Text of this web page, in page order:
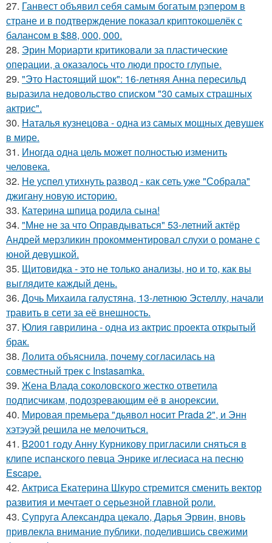
27. Ганвест объявил себя самым богатым рэпером в
стране и в подтверждение показал криптокошелёк с
балансом в $88, 000, 000.
28. Эрин Мориарти критиковали за пластические
операции, а оказалось что люди просто глупые.
29. "Это Настоящий шок": 16-летняя Анна пересильд
выразила недовольство списком "30 самых страшных
актрис".
30. Наталья кузнецова - одна из самых мощных девушек
в мире.
31. Иногда одна цель может полностью изменить
человека.
32. Не успел утихнуть развод - как сеть уже "Собрала"
джигану новую историю.
33. Катерина шпица родила сына!
34. "Мне не за что Оправдываться" 53-летний актёр
Андрей мерзликин прокомментировал слухи о романе с
юной девушкой.
35. Щитовидка - это не только анализы, но и то, как вы
выглядите каждый день.
36. Дочь Михаила галустяна, 13-летнюю Эстеллу, начали
травить в сети за её внешность.
37. Юлия гаврилина - одна из актрис проекта открытый
брак.
38. Лолита объяснила, почему согласилась на
совместный трек с Instasamka.
39. Жена Влада соколовского жестко ответила
подписчикам, подозревающим её в анорексии.
40. Мировая премьера "дьявол носит Prada 2", и Энн
хэтэуэй решила не мелочиться.
41. В2001 году Анну Курникову пригласили сняться в
клипе испанского певца Энрике иглесиаса на песню
Escape.
42. Актриса Екатерина Шкуро стремится сменить вектор
развития и мечтает о серьезной главной роли.
43. Супруга Александра цекало, Дарья Эрвин, вновь
привлекла внимание публики, поделившись свежими